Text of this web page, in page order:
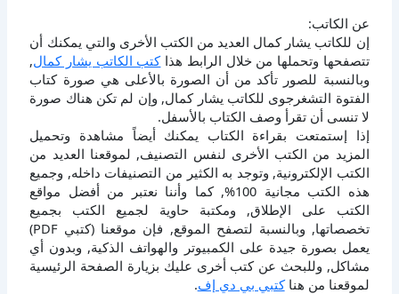
عن الكاتب:
إن للكاتب يشار كمال العديد من الكتب الأخرى والتي يمكنك أن
تتصفحها وتحملها من خلال الرابط هذاكتب الكاتب يشار كمال,
وبالنسبة للصور تأكد من أن الصورة بالأعلى هي صورة كتاب
الفتوة التشغرجوى للكاتب يشار كمال, وإن لم تكن هناك صورة
لا تنسى أن تقرأ وصف الكتاب بالأسفل.
إذا إستمتعت بقراءة الكتاب يمكنك أيضاً مشاهدة وتحميل
المزيد من الكتب الأخرى لنفس التصنيف, لموقعنا العديد من
الكتب الإلكترونية, وتوجد به الكثير من التصنيفات داخله, وجميع
هذه الكتب مجانية 100%, كما وأننا نعتبر من أفضل مواقع
الكتب على الإطلاق, ومكتبة حاوية لجميع الكتب بجميع
تخصصاتها, وبالنسبة لتصفح الموقع, فإن موقعنا (كتبي PDF)
يعمل بصورة جيدة على الكمبيوتر والهواتف الذكية, وبدون أي
مشاكل, وللبحث عن كتب أخرى عليك بزيارة الصفحة الرئيسية
لموقعنا من هناكتبي بي دي إف.